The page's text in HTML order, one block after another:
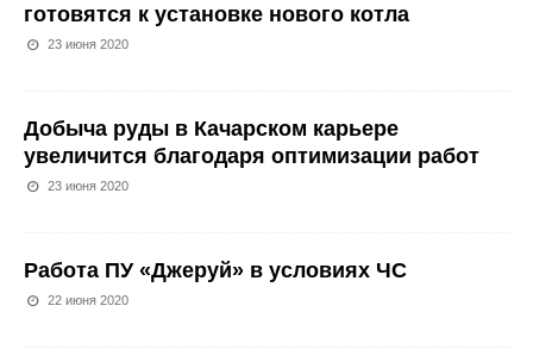
готовятся к установке нового котла
23 июня 2020
Добыча руды в Качарском карьере
увеличится благодаря оптимизации работ
23 июня 2020
Работа ПУ «Джеруй» в условиях ЧС
22 июня 2020